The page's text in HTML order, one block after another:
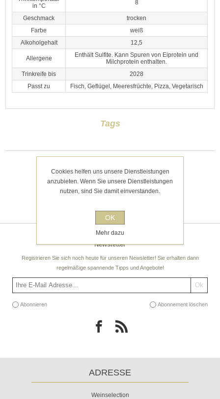
in °C
8
Geschmack
trocken
Farbe
weiß
Alkoholgehalt
12,5
Allergene
Enthält Sulfite. Kann Spuren von Eiprotein und
Milchprotein enthalten.
Trinkreife bis
2028
Passt zu
Fisch, Geflügel, Meeresfrüchte, Pizza, Vegetarisch
Tags
Kategorien
Newsletter
Registrieren Sie sich noch heute für unseren Newsletter! Sie erhalten dann
regelmäßige spannende Tipps und Angebote!
Abonnieren Abonnement löschen
ADRESSE
Weinselection
Cookies helfen uns unsere Dienstleistungen
anzubieten. Wenn Sie unsere Dienstleistungen
nutzen, sind Sie damit einverstanden.
OK
Mehr dazu